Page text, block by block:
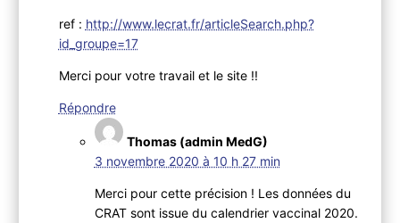
ref : http://www.lecrat.fr/articleSearch.php?
id_groupe=17
Merci pour votre travail et le site !!
Répondre
Thomas (admin MedG)
3 novembre 2020 à 10 h 27 min
Merci pour cette précision ! Les données du
CRAT sont issue du calendrier vaccinal 2020.